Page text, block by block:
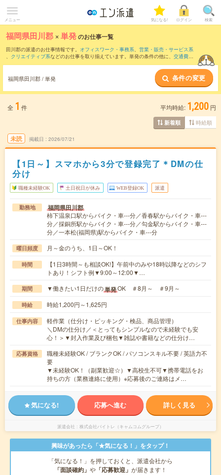
メニュー 気になる! ログイン 検索
福岡県田川郡 ×単発のお仕事一覧
田川郡の派遣のお仕事情報です。 オフィスワーク・事務系、 営業・販売・サービス系
、 クリエイティブ系などのお仕事を取り揃えています。単発の条件の他に、 交通費別
福岡県田川郡 / 単発 条件の変更
全 1 件 平均時給: 1,200 円
新着順 時給順
未読 掲載日 2026/07/21
【1日～】スマホから3分で登録完了＊DMの仕
分け
職種未経験OK 土日祝日が休み WEB登録OK 派遣
勤務地 福岡県田川郡
柿下温泉口駅からバイク・車---分／香春駅からバイク・車---
分／採銅所駅からバイク・車---分／勾金駅からバイク・車---
分／一本松(福岡県)駅からバイク・車---分
曜日頻度 月～金のうち、1日～OK！
時間
【1日3時間～も相談OK!】午前中のみや18時以降などのシフ
トあり！シフト例▼9:00～12:00▼…
期間 ▼働きたい1日だけの単発OK ＃8月～ ＃9月～
時給 時給1,200円～1,625円
仕事内容
軽作業（仕分け・ピッキング・検品、商品管理）
＼DMの仕分け／＜とってもシンプルなので未経験でも安
心！＞▼封入作業及び梱包▼雑誌や書籍などの仕分け…
応募資格
職種未経験OK / ブランクOK / パソコンスキル不要 / 英語力不
要
▼未経験OK！（副業歓迎☆）▼高校生不可▼携帯電話をお
持ちの方（業務連絡に使用）※応募後のご連絡はメ…
気になる! 応募へ進む 詳しく見る
派遣会社 株式会社バイトレ（キャムコムグループ）
興味があったら「★気になる！」をタップ！
「気になる！」を押しておくと、派遣会社から
「面談確約」 や 「応募歓迎」 が届きます！